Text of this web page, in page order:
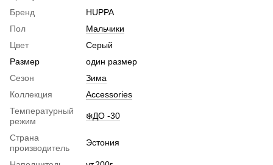
Бренд
HUPPA
Пол
Мальчики
Цвет
Серый
Размер
один размер
Сезон
Зима
Коллекция
Accessories
Температурный
режим
❄️ДО -30
Страна
производитель
Эстония